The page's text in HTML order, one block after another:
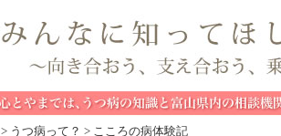
> うつ病って？ > こころの病体験記